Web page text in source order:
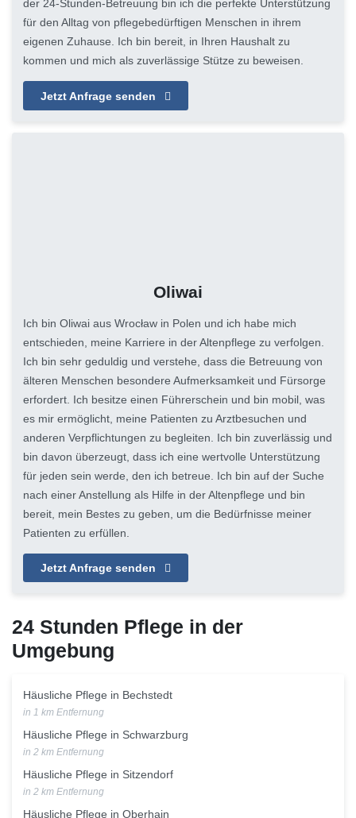
der 24-Stunden-Betreuung bin ich die perfekte Unterstützung
für den Alltag von pflegebedürftigen Menschen in ihrem
eigenen Zuhause. Ich bin bereit, in Ihren Haushalt zu
kommen und mich als zuverlässige Stütze zu beweisen.
Jetzt Anfrage senden
Oliwai
Ich bin Oliwai aus Wrocław in Polen und ich habe mich
entschieden, meine Karriere in der Altenpflege zu verfolgen.
Ich bin sehr geduldig und verstehe, dass die Betreuung von
älteren Menschen besondere Aufmerksamkeit und Fürsorge
erfordert. Ich besitze einen Führerschein und bin mobil, was
es mir ermöglicht, meine Patienten zu Arztbesuchen und
anderen Verpflichtungen zu begleiten. Ich bin zuverlässig und
bin davon überzeugt, dass ich eine wertvolle Unterstützung
für jeden sein werde, den ich betreue. Ich bin auf der Suche
nach einer Anstellung als Hilfe in der Altenpflege und bin
bereit, mein Bestes zu geben, um die Bedürfnisse meiner
Patienten zu erfüllen.
Jetzt Anfrage senden
24 Stunden Pflege in der
Umgebung
Häusliche Pflege in Bechstedt
in 1 km Entfernung
Häusliche Pflege in Schwarzburg
in 2 km Entfernung
Häusliche Pflege in Sitzendorf
in 2 km Entfernung
Häusliche Pflege in Oberhain